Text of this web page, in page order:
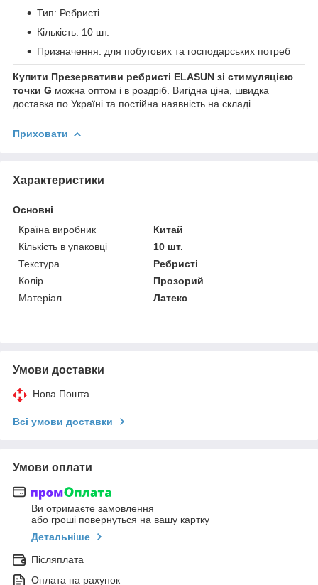
Тип: Ребристі
Кількість: 10 шт.
Призначення: для побутових та господарських потреб
Купити Презервативи ребристі ELASUN зі стимуляцією
точки G можна оптом і в роздріб. Вигідна ціна, швидка
доставка по Україні та постійна наявність на складі.
Приховати
Характеристики
Основні
Країна виробник
Китай
Кількість в упаковці
10 шт.
Текстура
Ребристі
Колір
Прозорий
Матеріал
Латекс
Умови доставки
Нова Пошта
Всі умови доставки
Умови оплати
Ви отримаєте замовлення
або гроші повернуться на вашу картку
Детальніше
Післяплата
Оплата на рахунок